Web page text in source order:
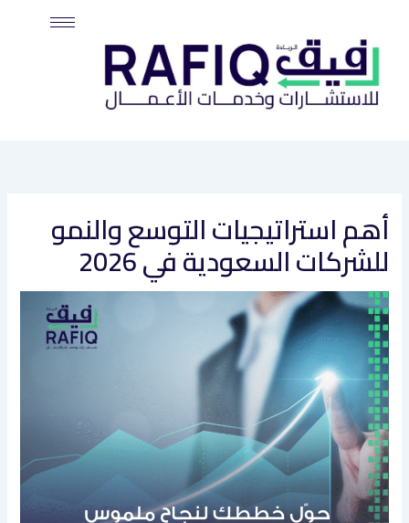
المحتوى
أهم استراتيجيات التوسع والنمو
للشركات السعودية في 2026